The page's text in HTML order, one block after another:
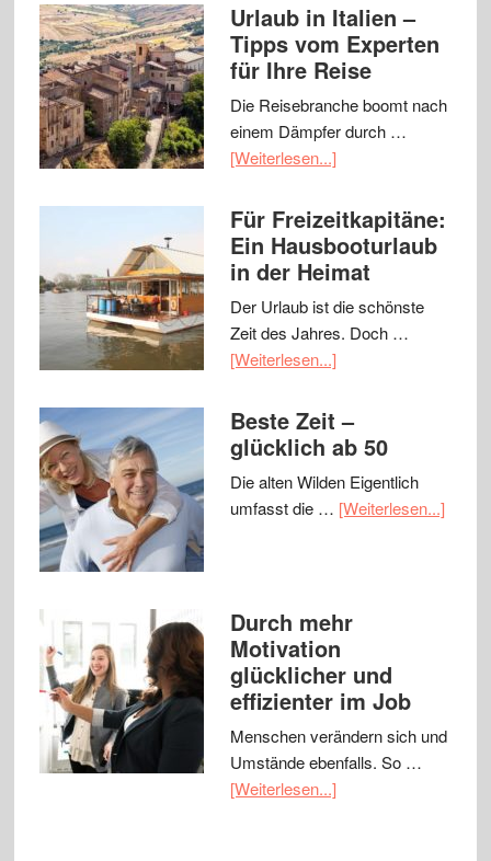
Urlaub in Italien –
Tipps vom Experten
für Ihre Reise
Die Reisebranche boomt nach
einem Dämpfer durch …
[Weiterlesen...]
Für Freizeitkapitäne:
Ein Hausbooturlaub
in der Heimat
Der Urlaub ist die schönste
Zeit des Jahres. Doch …
[Weiterlesen...]
Beste Zeit –
glücklich ab 50
Die alten Wilden Eigentlich
umfasst die … [Weiterlesen...]
Durch mehr
Motivation
glücklicher und
effizienter im Job
Menschen verändern sich und
Umstände ebenfalls. So …
[Weiterlesen...]